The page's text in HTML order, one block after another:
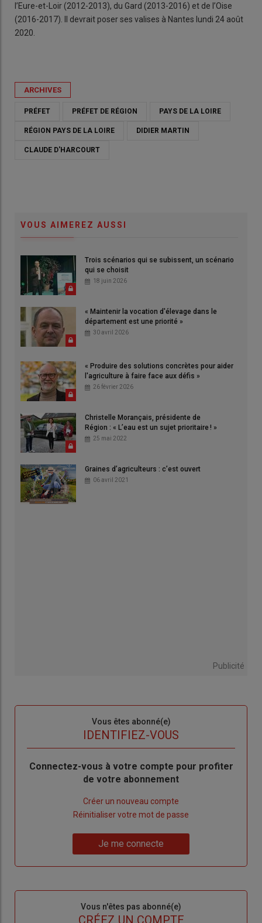
l’Eure-et-Loir (2012-2013), du Gard (2013-2016) et de l’Oise
(2016-2017). Il devrait poser ses valises à Nantes lundi 24 août
2020.
ARCHIVES
PRÉFET PRÉFET DE RÉGION PAYS DE LA LOIRE
RÉGION PAYS DE LA LOIRE DIDIER MARTIN
CLAUDE D'HARCOURT
VOUS AIMEREZ AUSSI
Trois scénarios qui se subissent, un scénario
qui se choisit
18 juin 2026
« Maintenir la vocation d'élevage dans le
département est une priorité »
30 avril 2026
« Produire des solutions concrètes pour aider
l'agriculture à faire face aux défis »
26 février 2026
Christelle Morançais, présidente de
Région : « L’eau est un sujet prioritaire ! »
25 mai 2022
Graines d’agriculteurs : c’est ouvert
06 avril 2021
Publicité
Vous êtes abonné(e)
IDENTIFIEZ-VOUS
Body
Connectez-vous à votre compte pour profiter
de votre abonnement
Créer un nouveau compte
de
Réinitialiser votre mot de passe
me
Je me connecte
Vous n'êtes pas abonné(e)
CRÉEZ UN COMPTE